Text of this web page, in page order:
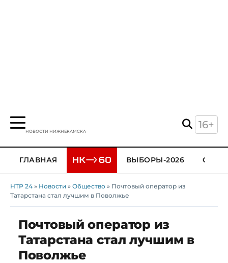
НОВОСТИ НИЖНЕКАМСКА
16+
ГЛАВНАЯ ВЫБОРЫ-2026
НТР 24 » Новости » Общество » Почтовый оператор из
Татарстана стал лучшим в Поволжье
Почтовый оператор из
Татарстана стал лучшим в
Поволжье